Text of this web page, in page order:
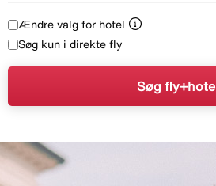
Ændre valg for hotel
Søg kun i direkte fly
Søg fly+hotel